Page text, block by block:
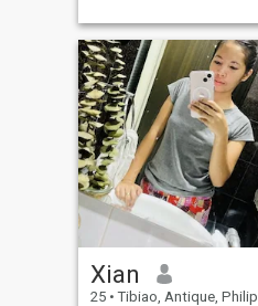
Xian
25 • Tibiao, Antique, Philippinen